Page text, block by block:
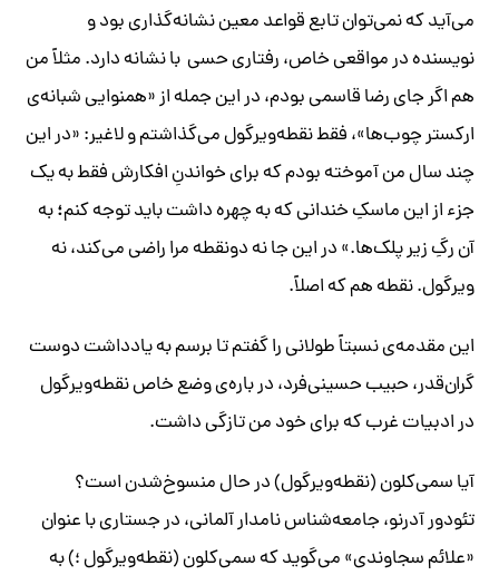
می‌آید که نمی‌توان تابع قواعد معین نشانه‌گذاری بود و
نویسنده در مواقعی خاص، رفتاری حسی با نشانه دارد. مثلاً من
هم اگر جای رضا قاسمی بودم، در این جمله از «همنوایی شبانه‌ی
ارکستر چوب‌ها»، فقط نقطه‌ویرگول می‌گذاشتم و لاغیر: «در این
چند سال من آموخته بودم که برای خواندنِ افکارش فقط به یک
جزء از این ماسکِ خندانی که به چهره داشت باید توجه کنم؛به
آن رگِ زیر پلک‌ها.» در این جا نه دونقطه مرا راضی می‌کند، نه
ویرگول. نقطه هم که اصلاً.
این مقدمه‌ی نسبتاً طولانی را گفتم تا برسم به یادداشت دوست
گران‌قدر، حبیب حسینی‌فرد، در باره‌ی وضع خاص نقطه‌ویرگول
در ادبیات غرب که برای خود من تازگی داشت.
آیا سمی‌کلون (نقطه‌ویرگول) در حال منسوخ‌شدن است؟
تئودور آدرنو، جامعه‌شناس نامدار آلمانی، در جستاری با عنوان
«علائم سجاوندی» می‌گوید که سمی‌کلون (نقطه‌ویرگول ؛) به